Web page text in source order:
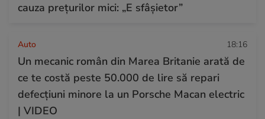
cauza prețurilor mici: „E sfâșietor”
Auto 18:16
Un mecanic român din Marea Britanie arată de
ce te costă peste 50.000 de lire să repari
defecțiuni minore la un Porsche Macan electric
| VIDEO